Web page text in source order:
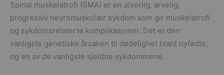
Spinal muskelatrofi (SMA) er en alvorlig, arvelig,
progressiv nevromuskulær sykdom som gir muskelatrofi
og sykdomsrelaterte komplikasjoner. Det er den
vanligste genetiske årsaken til dødelighet blant nyfødte,
og en av de vanligste sjeldne sykdommene.